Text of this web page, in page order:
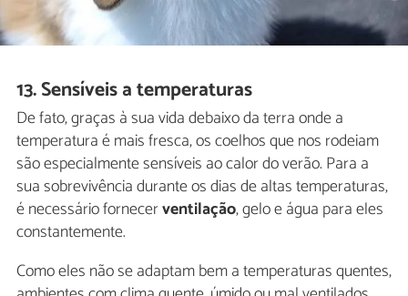
13. Sensíveis a temperaturas
De fato, graças à sua vida debaixo da terra onde a
temperatura é mais fresca, os coelhos que nos rodeiam
são especialmente sensíveis ao calor do verão. Para a
sua sobrevivência durante os dias de altas temperaturas,
é necessário fornecerventilação, gelo e água para eles
constantemente.
Como eles não se adaptam bem a temperaturas quentes,